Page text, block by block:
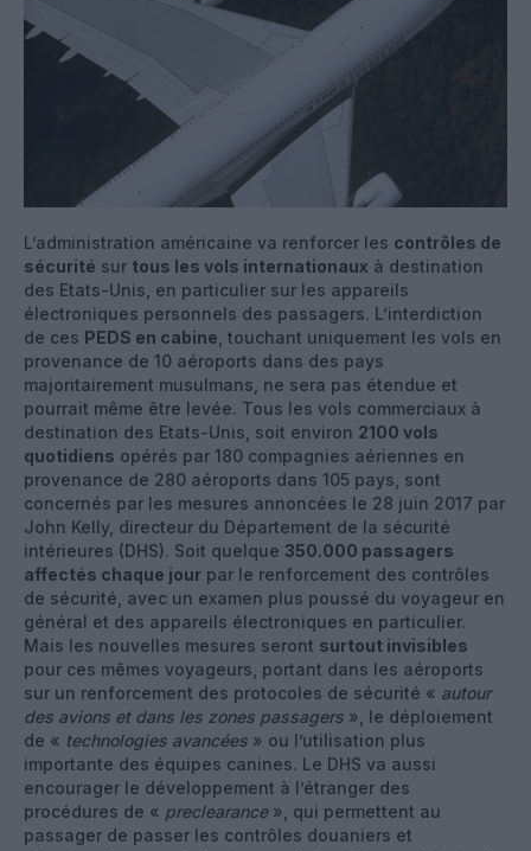
L’administration américaine va renforcer les contrôles de
sécurité sur tous les vols internationaux à destination
des Etats-Unis, en particulier sur les appareils
électroniques personnels des passagers. L’interdiction
de ces PEDS en cabine , touchant uniquement les vols en
provenance de 10 aéroports dans des pays
majoritairement musulmans, ne sera pas étendue et
pourrait même être levée. Tous les vols commerciaux à
destination des Etats-Unis, soit environ 2100 vols
quotidiens opérés par 180 compagnies aériennes en
provenance de 280 aéroports dans 105 pays, sont
concernés par les mesures annoncées le 28 juin 2017 par
John Kelly, directeur du Département de la sécurité
intérieures (DHS). Soit quelque 350.000 passagers
affectés chaque jour par le renforcement des contrôles
de sécurité, avec un examen plus poussé du voyageur en
général et des appareils électroniques en particulier.
Mais les nouvelles mesures seront surtout invisibles
pour ces mêmes voyageurs, portant dans les aéroports
sur un renforcement des protocoles de sécurité « autour
des avions et dans les zones passagers », le déploiement
de « technologies avancées » ou l’utilisation plus
importante des équipes canines. Le DHS va aussi
encourager le développement à l’étranger des
procédures de « preclearance», qui permettent au
passager de passer les contrôles douaniers et